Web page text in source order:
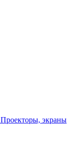
Проекторы, экраны